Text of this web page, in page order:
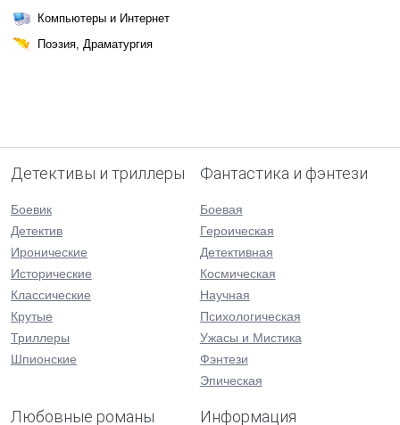
Компьютеры и Интернет
Поэзия, Драматургия
Детективы и триллеры
Боевик
Детектив
Иронические
Исторические
Классические
Крутые
Триллеры
Шпионские
Фантастика и фэнтези
Боевая
Героическая
Детективная
Космическая
Научная
Психологическая
Ужасы и Мистика
Фэнтези
Эпическая
Любовные романы Информация